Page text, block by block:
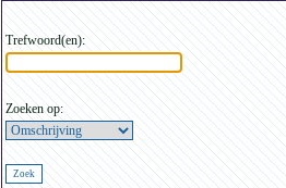
Trefwoord(en):
Zoeken op: